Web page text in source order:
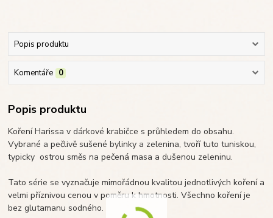
Popis produktu
Komentáře 0
Popis produktu
Koření Harissa v dárkové krabičce s průhledem do obsahu.
Vybrané a pečlivě sušené bylinky a zelenina, tvoří tuto tuniskou,
typicky ostrou směs na pečená masa a dušenou zeleninu.
Tato série se vyznačuje mimořádnou kvalitou jednotlivých koření a
velmi příznivou cenou v poměru k hmotnosti. Všechno koření je
bez glutamanu sodného.